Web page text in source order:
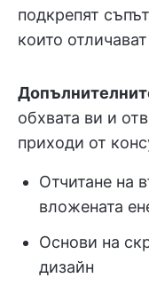
подкрепят
които
обхвата ви и
приходи от
Отчитане на
вложената
Основи на
дизайн